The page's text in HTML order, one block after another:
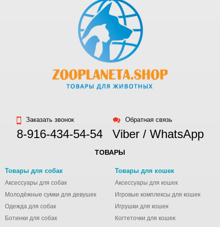
Заказать звонок
8-916-434-54-54
Обратная связь
Viber / WhatsApp
ТОВАРЫ
Товары для собак
Аксессуары для собак
Молодёжные сумки для девушек
Одежда для собак
Ботинки для собак
Товары для кошек
Аксессуары для кошек
Игровые комплексы для кошек
Игрушки для кошек
Когтеточки для кошек